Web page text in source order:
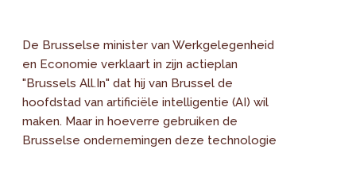
De Brusselse minister van Werkgelegenheid
en Economie verklaart in zijn actieplan
"Brussels All.In" dat hij van Brussel de
hoofdstad van artificiële intelligentie (AI) wil
maken. Maar in hoeverre gebruiken de
Brusselse ondernemingen deze technologie